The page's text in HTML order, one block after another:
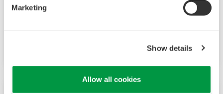
Marketing
Show details
Allow all cookies
통신 프로토콜을 지원하여 다양한 기기에 연결할